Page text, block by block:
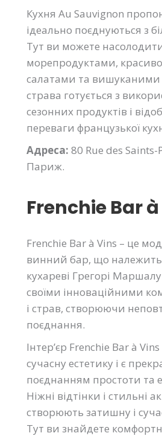
Кухня Au Sauvignon
ідеально поєднуються з
Тут ви можете
морепродуктами,
салатами та
страва готується з
сезонних продуктів і
переваги французької
Адреса: 80 Rue des Saints-
Париж.
Frenchie Bar
Frenchie Bar à Vins – це
винний бар, що
кухареві Грегорі
своїми інноваційними
і страв, створюючи
поєднання.
Інтер’єр Frenchie Bar à
сучасну естетику і є
поєднанням простоти та
Ніжні відтінки і стильні
створюють затишну і
Тут ви знайдете